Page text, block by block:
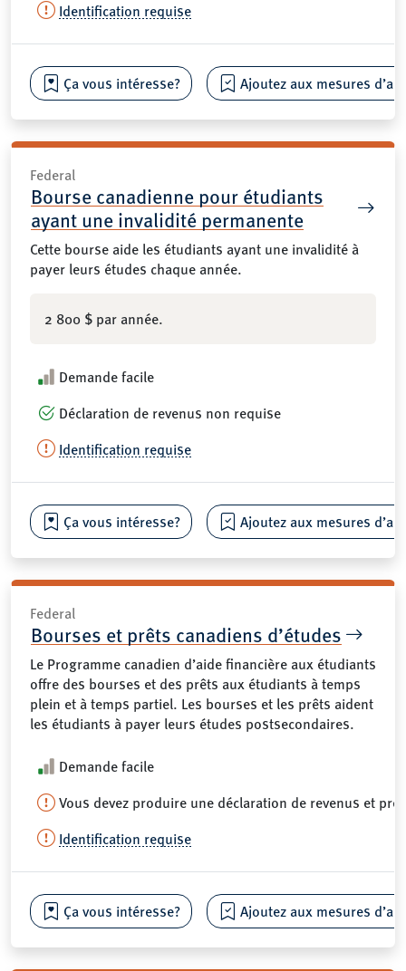
Identification requise
Ça vous intéresse? Ajoutez aux mesures
Federal
Bourse canadienne pour étudiants
ayant une invalidité permanente
Cette bourse aide les étudiants ayant une invalidité à
payer leurs études chaque année.
2 800 $ par année.
Demande facile
Déclaration de revenus non requise
Identification requise
Ça vous intéresse? Ajoutez aux mesures
Federal
Bourses et prêts canadiens d’études
Le Programme canadien d’aide financière aux étudiants
offre des bourses et des prêts aux étudiants à temps
plein et à temps partiel. Les bourses et les prêts aident
les étudiants à payer leurs études postsecondaires.
Demande facile
Vous devez produire une déclaration de revenus et
Identification requise
Ça vous intéresse? Ajoutez aux mesures